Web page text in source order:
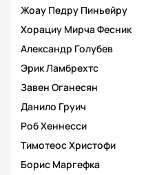
Жоау Педру Пиньейру
Хорациу Мирча Фесник
Александр Голубев
Эрик Ламбрехтс
Завен Оганесян
Данило Груич
Роб Хеннесси
Тимотеос Христофи
Борис Маргефка